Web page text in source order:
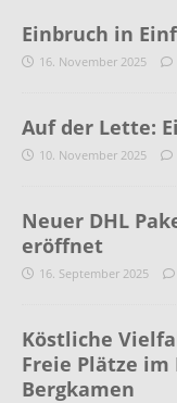
Einbruch in
16. November 2025
Auf der Lette:
10. November 2025
Neuer DHL
eröffnet
16. September 2025
Köstliche
Freie Plätze im
Bergkamen